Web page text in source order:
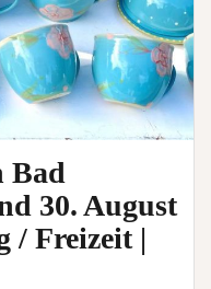
Bad
30. August
/ Freizeit |